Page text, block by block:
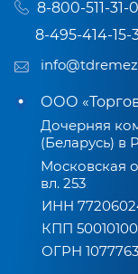
8-800-511-31-
8-495-414-15-
ООО
Дочерняя
(Беларусь) в
Московская
вл. 253
ИНН
КПП
ОГРН